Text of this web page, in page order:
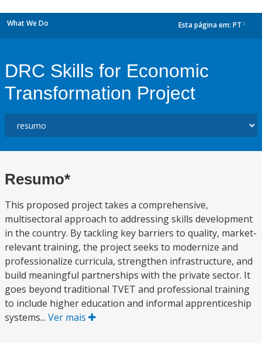
What We Do Esta página em: PT
DRC Skills for Economic
Transformation Project
Resumo*
This proposed project takes a comprehensive,
multisectoral approach to addressing skills development
in the country. By tackling key barriers to quality, market-
relevant training, the project seeks to modernize and
professionalize curricula, strengthen infrastructure, and
build meaningful partnerships with the private sector. It
goes beyond traditional TVET and professional training
to include higher education and informal apprenticeship
systems... Ver mais